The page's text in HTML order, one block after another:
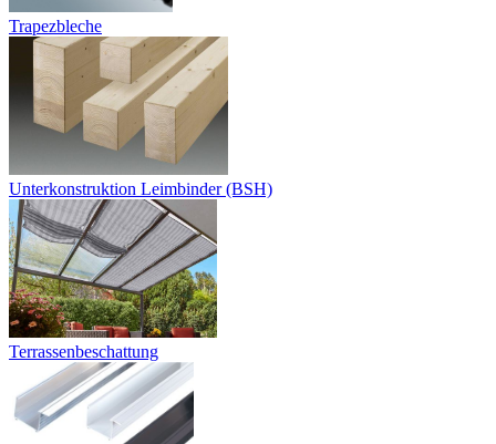
Trapezbleche
Unterkonstruktion Leimbinder (BSH)
Terrassenbeschattung